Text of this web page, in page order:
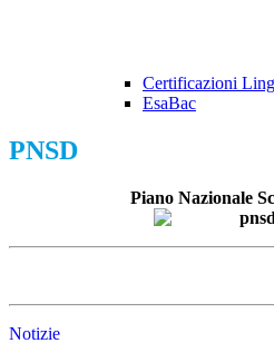
Certificazioni
EsaBac
PNSD
Piano Nazionale
Notizie